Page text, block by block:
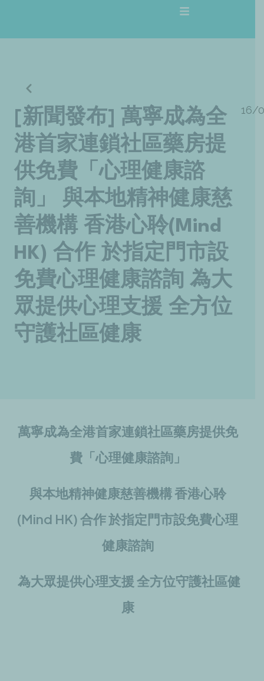
主
[新聞發布] 萬寧成為全
港首家連鎖社區藥房提
供免費「心理健康諮
詢」 與本地精神健康慈
善機構 香港心聆(Mind
HK) 合作 於指定門市設
免費心理健康諮詢 為大
眾提供心理支援 全方位
守護社區健康
16/
萬寧成為全港首家連鎖社區藥房提供免
費「心理健康諮詢」
與本地精神健康慈善機構 香港心聆
(Mind HK) 合作 於指定門市設免費心理
健康諮詢
為大眾提供心理支援 全方位守護社區健
康